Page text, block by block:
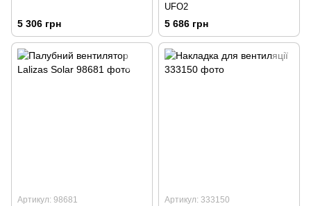
5 306 грн
UFO2
5 686 грн
Артикул: 98681 Артикул: 333150